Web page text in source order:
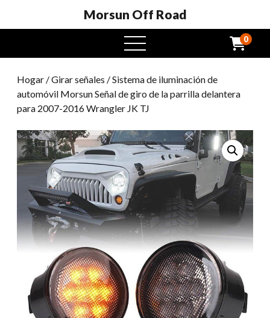
Morsun Off Road
Menú
abierto
0
Hogar /Girar señales / Sistema de iluminación de
automóvil Morsun Señal de giro de la parrilla delantera
para 2007-2016 Wrangler JK TJ